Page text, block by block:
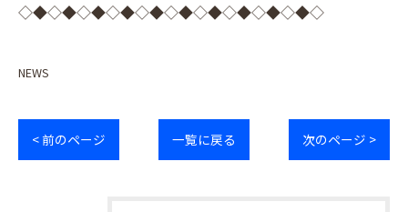
◇◆◇◆◇◆◇◆◇◆◇◆◇◆◇◆◇◆◇◆◇
NEWS
< 前のページ 一覧に戻る 次のページ >